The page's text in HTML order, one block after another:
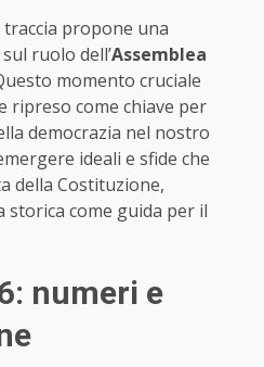
traccia propone una
ruolo dell’Assemblea
momento cruciale
ripreso come chiave per
democrazia nel nostro
ideali e sfide che
della Costituzione,
storica come guida per il
numeri e